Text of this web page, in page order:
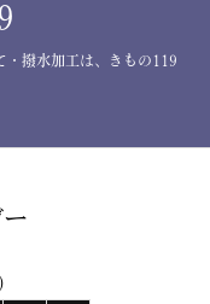
・撥水加工は、きもの119
ー